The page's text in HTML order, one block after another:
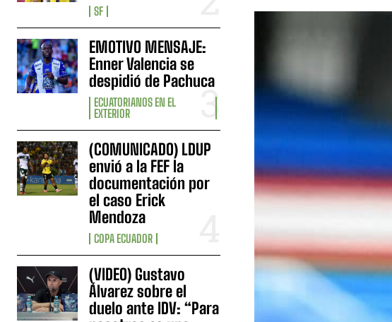
SF
EMOTIVO MENSAJE:
Enner Valencia se
despidió de Pachuca
ECUATORIANOS EN EL
EXTERIOR
(COMUNICADO) LDUP
envió a la FEF la
documentación por
el caso Erick
Mendoza
COPA ECUADOR
(VIDEO) Gustavo
Álvarez sobre el
duelo ante IDV: “Para